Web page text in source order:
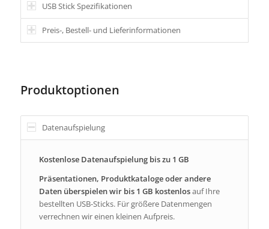
USB Stick Spezifikationen
Preis-, Bestell- und Lieferinformationen
Produktoptionen
Datenaufspielung
Kostenlose Datenaufspielung bis zu 1 GB
Präsentationen, Produktkataloge oder andere
Daten überspielen wir bis 1 GB kostenlosauf Ihre
bestellten USB-Sticks. Für größere Datenmengen
verrechnen wir einen kleinen Aufpreis.